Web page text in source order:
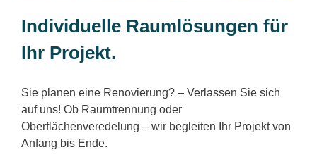
Individuelle Raumlösungen für
Ihr Projekt.
Sie planen eine Renovierung? – Verlassen Sie sich
auf uns! Ob Raumtrennung oder
Oberflächenveredelung – wir begleiten Ihr Projekt von
Anfang bis Ende.